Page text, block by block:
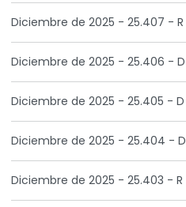
Diciembre de 2025 - 25.407 - R
Diciembre de 2025 - 25.406 - D
Diciembre de 2025 - 25.405 - D
Diciembre de 2025 - 25.404 - D
Diciembre de 2025 - 25.403 - R